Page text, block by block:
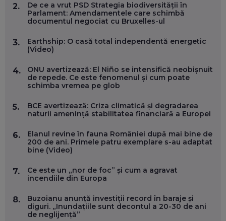
MARIUS PAȘCULEA, COFONDATOR AL KULTH: CUM
CĂTRE ARTĂ, LA NIVEL GLOBAL
EP. 57
ANDREI AVĂDANEI, BIT SENTINEL: CUM ÎȚI PROTEJEZI
EFICIENT VIAȚA ONLINE. ȘI CARE SUNT PRIMII PAȘI ÎNTR-O
CARIERĂ DE „HACKER CU PERMIS”
ÎNVAȚĂ AEO ȘI GEO!
EP. 55
OLIVIU MATEI, HOLISUN: SOFTWARE DE LA CLUJ PENTRU
WASHINGTON, OCHELARI INTELIGENȚI ȘI FERME
EP. 54
2.
De ce a vrut PSD Strategia biodiversității în
Parlament: Amendamentele care schimbă
documentul negociat cu Bruxelles-ul
3.
Earthship: O casă total independentă energetic
(Video)
4.
ONU avertizează: El Niño se intensifică neobișnuit
de repede. Ce este fenomenul și cum poate
schimba vremea pe glob
5.
BCE avertizează: Criza climatică și degradarea
naturii amenință stabilitatea financiară a Europei
6.
Elanul revine în fauna României după mai bine de
200 de ani. Primele patru exemplare s-au adaptat
bine (Video)
7.
Ce este un „nor de foc” și cum a agravat
incendiile din Europa
8.
Buzoianu anunță investiții record în baraje și
diguri. „Inundațiile sunt decontul a 20-30 de ani
de neglijență”